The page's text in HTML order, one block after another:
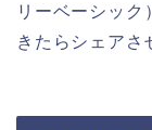
リーベーシック
きたらシェアさ